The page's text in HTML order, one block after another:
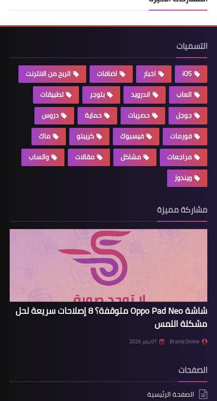
التسميات
iOS اخبار اضافات
الربح من الانترنت
العاب
اندرويد بلوجر
تطبيقات
جوجل
حصريات حماية
دروس
فورمات
فيسبوك كريبتو
ماك
مراجعات
مشاكل مقالات
واتساب
ويندوز
مشاركة مميزة
شاشة Oppo Pad Neo متوقفة؟ 8 إصلاحات سريعة لحل
مشكلة اللمس
Bramij Online 01 يناير 2026
الصفحات
الصفحة الرئيسية